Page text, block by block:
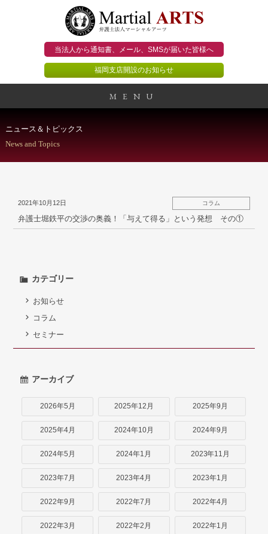
当法人から通知書、メール、 SMSが届いた皆様へ
福岡支店開設のお知らせ
MENU
事務所概要
個人のお客様
弁護士紹介
お問い合わせ
アクセス
ニュース＆トピックス
News and Topics
2021年10月12日 コラム
弁護士堀鉄平の交渉の奥義！「与えて得る」という発想 その①
カテゴリー
お知らせ
コラム
セミナー
アーカイブ
2026年5月 2025年12月 2025年9月
2025年4月 2024年10月 2024年9月
2024年5月 2024年1月 2023年11月
2023年7月 2023年4月 2023年1月
2022年9月 2022年7月 2022年4月
2022年3月 2022年2月 2022年1月